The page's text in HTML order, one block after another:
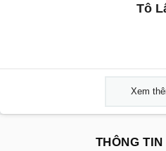
Tô
Xem
THÔNG